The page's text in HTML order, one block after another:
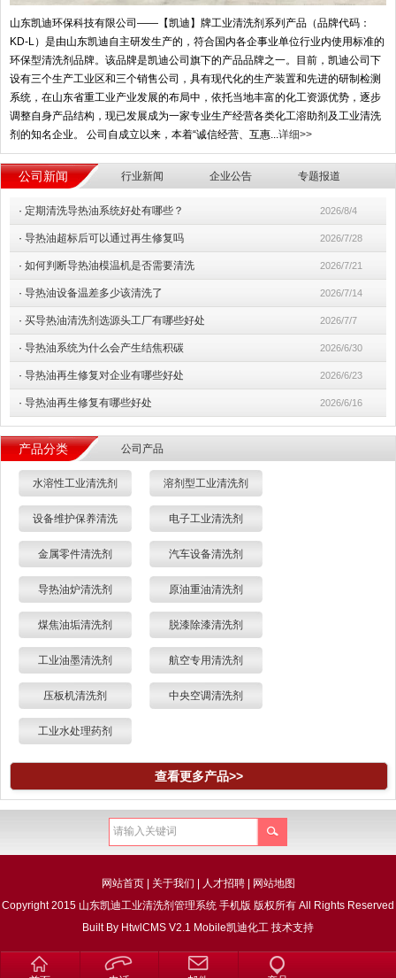
山东凯迪环保科技有限公司——【凯迪】牌工业清洗剂系列产品（品牌代码：
KD-L）是由山东凯迪自主研发生产的，符合国内各企事业单位行业内使用标准的
环保型清洗剂品牌。该品牌是凯迪公司旗下的产品品牌之一。目前，凯迪公司下
设有三个生产工业区和三个销售公司，具有现代化的生产装置和先进的研制检测
系统，在山东省重工业产业发展的布局中，依托当地丰富的化工资源优势，逐步
调整自身产品结构，现已发展成为一家专业生产经营各类化工溶助剂及工业清洗
剂的知名企业。 公司自成立以来，本着“诚信经营、互惠... 详细>>
公司新闻 行业新闻 企业公告 专题报道
· 定期清洗导热油系统好处有哪些？ 2026/8/4
· 导热油超标后可以通过再生修复吗 2026/7/28
· 如何判断导热油模温机是否需要清洗 2026/7/21
· 导热油设备温差多少该清洗了 2026/7/14
· 买导热油清洗剂选源头工厂有哪些好处 2026/7/7
· 导热油系统为什么会产生结焦积碳 2026/6/30
· 导热油再生修复对企业有哪些好处 2026/6/23
· 导热油再生修复有哪些好处 2026/6/16
产品分类 公司产品
水溶性工业清洗剂 溶剂型工业清洗剂
设备维护保养清洗 电子工业清洗剂
金属零件清洗剂 汽车设备清洗剂
导热油炉清洗剂 原油重油清洗剂
煤焦油垢清洗剂 脱漆除漆清洗剂
工业油墨清洗剂 航空专用清洗剂
压板机清洗剂 中央空调清洗剂
工业水处理药剂
查看更多产品>>
网站首页| 关于我们 | 人才招聘| 网站地图
Copyright 2015 山东凯迪工业清洗剂管理系统 手机版 版权所有 All Rights Reserved
Built By HtwlCMS V2.1 Mobile凯迪化工 技术支持